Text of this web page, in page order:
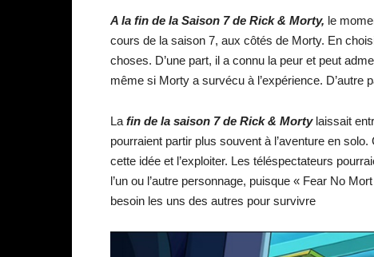
A la fin de la Saison 7 de Rick & Morty, le
cours de la saison 7, aux côtés de Morty. En
choses. D’une part, il a connu la peur et peut
même si Morty a survécu à l’expérience. D’autre
La fin de la saison 7 de Rick & Mortylaissait
pourraient partir plus souvent à l’aventure en
cette idée et l’exploiter. Les téléspectateurs
l’un ou l’autre personnage, puisque « Fear No
besoin les uns des autres pour survivre